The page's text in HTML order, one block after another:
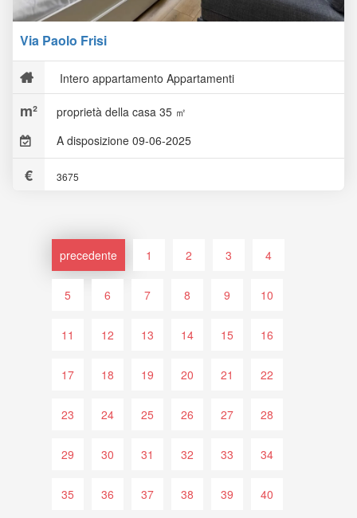
Via Paolo Frisi
Intero appartamento Appartamenti
proprietà della casa 35 ㎡
A disposizione 09-06-2025
3675
precedente 1 2 3 4
5 6 7 8 9 10
11 12 13 14 15 16
17 18 19 20 21 22
23 24 25 26 27 28
29 30 31 32 33 34
35 36 37 38 39 40